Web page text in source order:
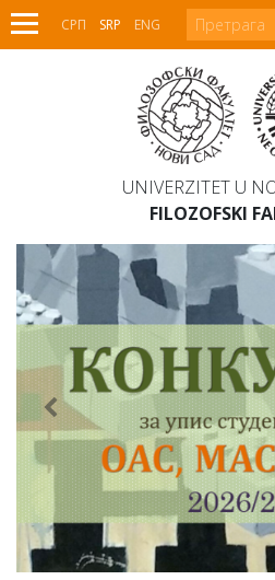
СРП SRP ENG
UNIVERZITET U
FILOZOFSKI
&lsaquo;